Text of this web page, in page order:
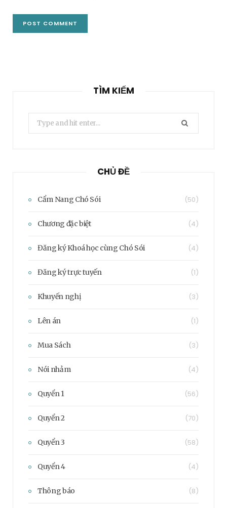
TÌM KIẾM
Search
for:
CHỦ ĐỀ
Cẩm Nang Chó Sói (50)
Chương đặc biệt (4)
Đăng ký Khoá học cùng Chó Sói (4)
Đăng ký trực tuyến (1)
Khuyến nghị (3)
Lên án (1)
Mua Sách (3)
Nói nhảm (4)
Quyển 1 (56)
Quyển 2 (70)
Quyển 3 (58)
Quyển 4 (4)
Thông báo (8)